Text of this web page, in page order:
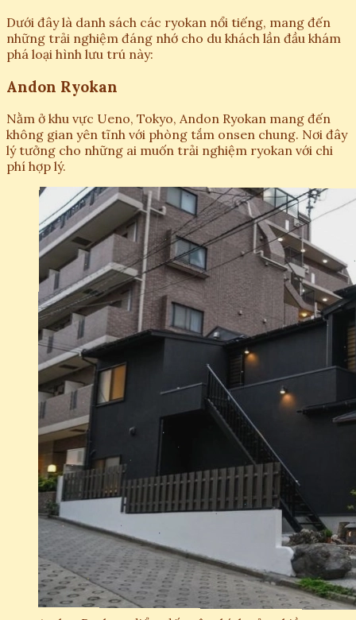
Dưới đây là danh sách các ryokan nổi tiếng, mang đến
những trải nghiệm đáng nhớ cho du khách lần đầu khám
phá loại hình lưu trú này:
Andon Ryokan
Nằm ở khu vực Ueno, Tokyo, Andon Ryokan mang đến
không gian yên tĩnh với phòng tắm onsen chung. Nơi đây
lý tưởng cho những ai muốn trải nghiệm ryokan với chi
phí hợp lý.